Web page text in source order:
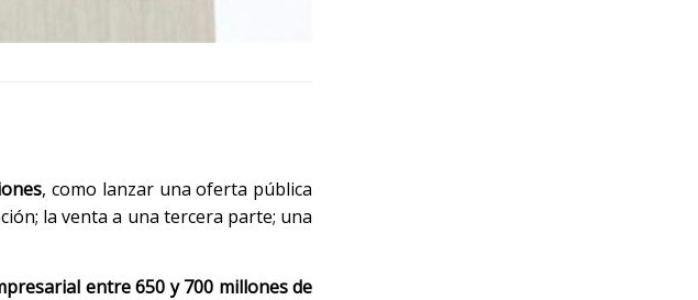
, como lanzar una oferta pública
la venta a una tercera parte; una
entre 650 y 700 millones de